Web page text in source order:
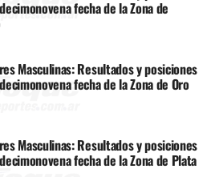
fecha de la Zona de
Masculinas: Resultados y posiciones
fecha de la Zona de Oro
Masculinas: Resultados y posiciones
fecha de la Zona de Plata